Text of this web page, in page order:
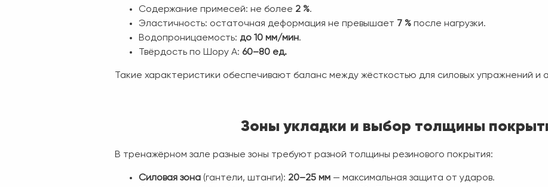
Содержание примесей: не более 2 %.
Эластичность: остаточная деформация не превышает 7 % после нагрузки.
Водопроницаемость: до 10 мм/мин.
Твёрдость по Шору А: 60–80 ед.
Такие характеристики обеспечивают баланс между жёсткостью для силовых упражнений и
Зоны укладки и выбор толщины
В тренажёрном зале разные зоны требуют разной толщины резинового покрытия:
Силовая зона (гантели, штанги): 20–25 мм — максимальная защита от ударов.